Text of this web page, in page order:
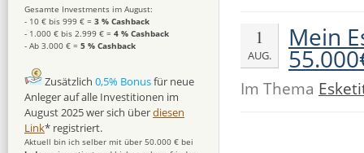
1
AUG.
Mein
Im Thema
Gesamte Investments im August:
- 10 € bis 999 € = 3 % Cashback
- 1.000 € bis 2.999 € = 4 % Cashback
- Ab 3.000 € = 5 % Cashback
Zusätzlich 0,5% Bonusfür neue
Anleger auf alle Investitionen im
August 2025 wer sich überdiesen
Link* registriert.
Aktuell bin ich selber mit über 50.000 € bei